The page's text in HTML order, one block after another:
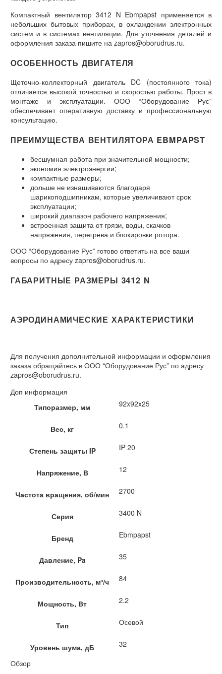
Компактный вентилятор 3412 N Ebmpapst применяется в
небольших бытовых приборах, в охлаждении электронных
систем и в системах вентиляции. Для уточнения деталей и
оформления заказа пишите на zapros@oborudrus.ru.
ОСОБЕННОСТЬ ДВИГАТЕЛЯ
Щеточно-коллекторный двигатель DC (постоянного тока)
отличается высокой точностью и скоростью работы. Прост в
монтаже и эксплуатации. ООО “Оборудование Рус”
обеспечивает оперативную доставку и профессиональную
консультацию.
ПРЕИМУЩЕСТВА ВЕНТИЛЯТОРА EBMPAPST
бесшумная работа при значительной мощности;
экономия электроэнергии;
компактные размеры;
дольше не изнашиваются благодаря
шарикоподшипникам, которые увеличивают срок
эксплуатации;
широкий диапазон рабочего напряжения;
встроенная защита от грязи, воды, скачков
напряжения, перегрева и блокировки ротора.
ООО “Оборудование Рус” готово ответить на все ваши
вопросы по адресу zapros@oborudrus.ru.
ГАБАРИТНЫЕ РАЗМЕРЫ 3412 N
АЭРОДИНАМИЧЕСКИЕ ХАРАКТЕРИСТИКИ
Для получения дополнительной информации и оформления
заказа обращайтесь в ООО “Оборудование Рус” по адресу
zapros@oborudrus.ru.
Доп информация
Типоразмер, мм
92x92x25
Вес, кг 0.1
Степень защиты IP IP 20
Напряжение, В 12
Частота вращения, об/мин 2700
Серия 3400 N
Бренд Ebmpapst
Давление, Pa 35
Производительность, м³/ч 84
Мощность, Вт 2.2
Тип Осевой
Уровень шума, дБ
32
Обзор